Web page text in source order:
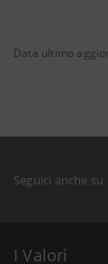
Data ultimo
Seguici anche su
I Valori